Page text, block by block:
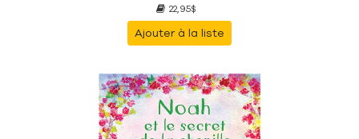
22,95$
Ajouter à la liste